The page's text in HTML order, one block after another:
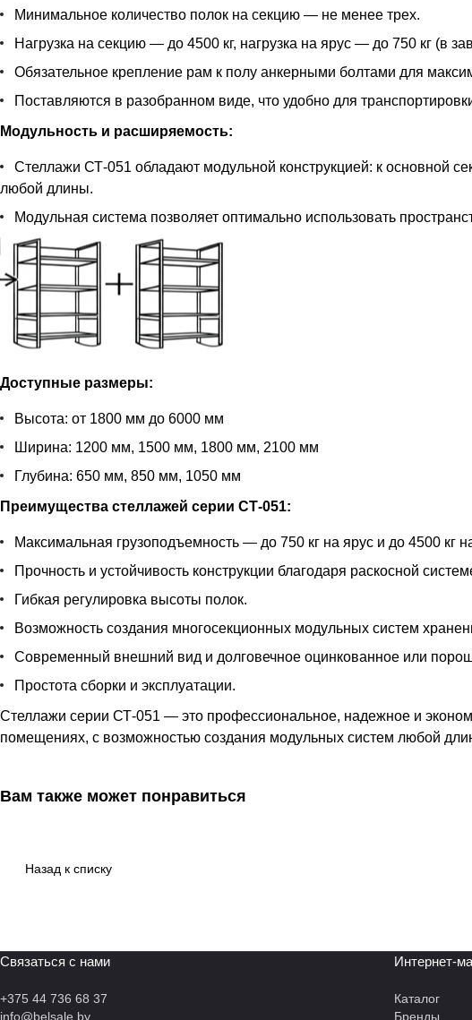
Минимальное количество полок на секцию — не менее трех.
Нагрузка на секцию — до 4500 кг, нагрузка на ярус — до 750 кг (в
Обязательное крепление рам к полу анкерными болтами для
Поставляются в разобранном виде, что удобно для
Модульность и расширяемость:
Стеллажи СТ-051 обладают модульной конструкцией: к основной
любой длины.
Модульная система позволяет оптимально использовать
Доступные размеры:
Высота: от 1800 мм до 6000 мм
Ширина: 1200 мм, 1500 мм, 1800 мм, 2100 мм
Глубина: 650 мм, 850 мм, 1050 мм
Преимущества стеллажей серии СТ-051:
Максимальная грузоподъемность — до 750 кг на ярус и до 4500 кг
Прочность и устойчивость конструкции благодаря раскосной
Гибкая регулировка высоты полок.
Возможность создания многосекционных модульных систем
Современный внешний вид и долговечное оцинкованное или
Простота сборки и эксплуатации.
Стеллажи серии СТ-051 — это профессиональное, надежное и
помещениях, с возможностью создания модульных систем любой
Вам также может понравиться
Назад к списку
Связаться с нами
+375 44 736 68 37
info@belsale.by
Интернет-
Каталог
Бренды